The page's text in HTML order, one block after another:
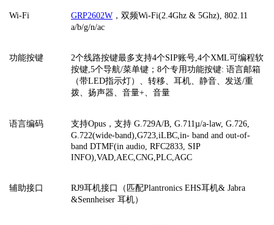
Wi-Fi GRP2602W ，双频Wi-Fi(2.4Ghz & 5Ghz), 802.11
a/b/g/n/ac
功能按键
2个线路按键最多支持4个SIP账号,4个XML可编程软
按键,5个导航/菜单键；8个专用功能按键: 语言邮箱
（带LED指示灯）、转移、耳机、静音、发送/重
拨、扬声器、音量+、音量
语言编码 支持Opus，支持 G.729A/B, G.711µ/a-law, G.726,
G.722(wide-band),G723,iLBC,in- band and out-of-
band DTMF(in audio, RFC2833, SIP
INFO),VAD,AEC,CNG,PLC,AGC
辅助接口
RJ9耳机接口（匹配Plantronics EHS耳机& Jabra
&Sennheiser 耳机）